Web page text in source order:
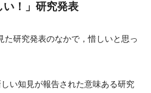
！」研究発表
研究発表のなかで，惜しいと思っ
い知見が報告された意味ある研究